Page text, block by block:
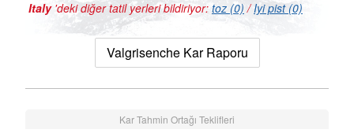
Italy'deki diğer tatil yerleri bildiriyor: toz (0) /Iyi pist (0)
Valgrisenche Kar Raporu
Kar Tahmin Ortağı Teklifleri